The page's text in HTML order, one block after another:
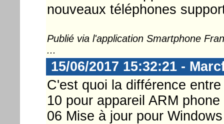
nouveaux téléphones
Publié via l'application Smartphone
...
15/06/2017 15:32:21 -
C'est quoi la différence
10 pour appareil ARM
06 Mise à jour pour